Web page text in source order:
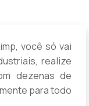
você só vai
realize
dezenas de
para todo